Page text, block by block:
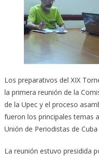
Los preparativos del XIX
la primera reunión de la
de la Upec y el proceso
fueron los principales temas
Unión de Periodistas de
La reunión estuvo presidida